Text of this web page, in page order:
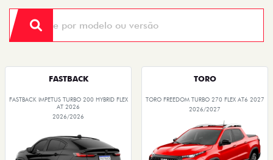
FASTBACK
FASTBACK IMPETUS TURBO 200 HYBRID FLEX
AT 2026
2026/2026
TORO
TORO FREEDOM TURBO 270 FLEX AT6 2027
2026/2027